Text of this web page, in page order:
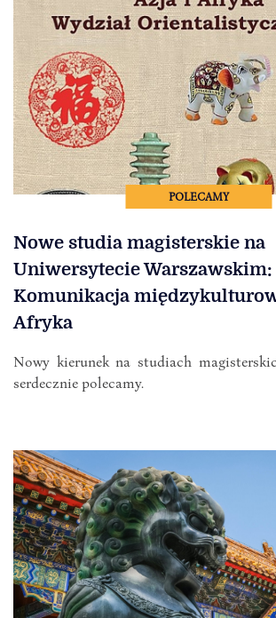
POLECAMY
Nowe studia magisterskie na
Uniwersytecie Warszawskim:
Komunikacja
Afryka
Nowy kierunek na studiach
serdecznie polecamy.